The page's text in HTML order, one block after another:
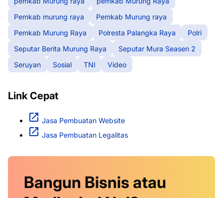
Pemkab murung raya
Pemkab Murung raya
Pemkab Murung Raya
Polresta Palangka Raya
Polri
Seputar Berita Murung Raya
Seputar Mura Seasen 2
Seruyan
Sosial TNI Video
Link Cepat
Jasa Pembuatan Website
Jasa Pembuatan Legalitas
Bangun Bisnis atau